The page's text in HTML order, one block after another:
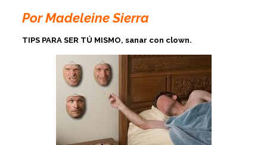
Por Madeleine Sierra
TIPS PARA SER TÚ MISMO, sanar con clown.